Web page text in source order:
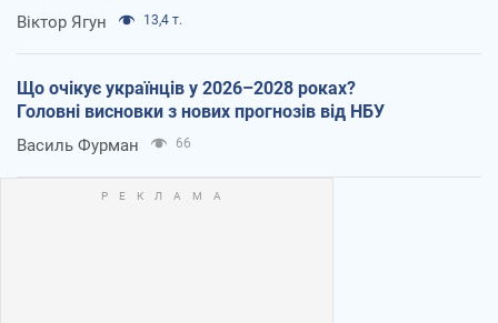
Віктор Ягун 13,4 т.
Що очікує українців у 2026–2028 роках?
Головні висновки з нових прогнозів від НБУ
Василь Фурман 66